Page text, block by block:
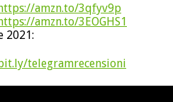
amzn.to/3qfyv9p
amzn.to/3EOGHS1
2021:
telegramrecensioni